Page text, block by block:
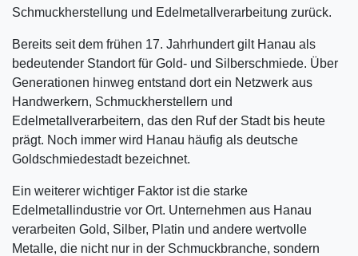
Schmuckherstellung und Edelmetallverarbeitung zurück.
Bereits seit dem frühen 17. Jahrhundert gilt Hanau als
bedeutender Standort für Gold- und Silberschmiede. Über
Generationen hinweg entstand dort ein Netzwerk aus
Handwerkern, Schmuckherstellern und
Edelmetallverarbeitern, das den Ruf der Stadt bis heute
prägt. Noch immer wird Hanau häufig als deutsche
Goldschmiedestadt bezeichnet.
Ein weiterer wichtiger Faktor ist die starke
Edelmetallindustrie vor Ort. Unternehmen aus Hanau
verarbeiten Gold, Silber, Platin und andere wertvolle
Metalle, die nicht nur in der Schmuckbranche, sondern